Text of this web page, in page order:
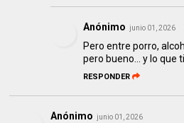
Anónimo junio 01, 2026
Pero entre porro,
pero bueno... y lo que
RESPONDER
Anónimo junio 01, 2026